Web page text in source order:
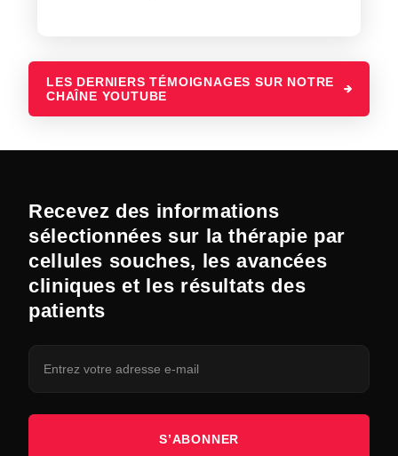
LES DERNIERS TÉMOIGNAGES SUR NOTRE
CHAÎNE YOUTUBE
Recevez des informations
sélectionnées sur la thérapie par
cellules souches, les avancées
cliniques et les résultats des
patients
S’ABONNER